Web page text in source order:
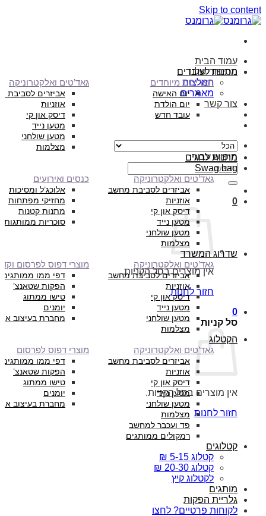
Skip to content
עמוד הבית
הסיפור שלנו
המלצות
מאמרים
צור קשר
חיפוש עבור:
0
אין מוצרים בסל הקניות.
חזור לחנות
0
סל קניות
אין מוצרים בסל הקניות.
חזור לחנות
מתנות לעובדים
תאריכים מיוחדים
יום האישה
יום הולדת
עובד חדש
גאד’טים ואלקטרוניקה
אביזרים לסביבת
אוזניות
דיסק און קי
מטען נייד
מטען שולחני
מצלמות
מתנות לחגים
Swag bag
גאד’טים ואלקטרוניקה
אביזרים לסביבת מחשב
אוזניות
דיסק און קי
מטען נייד
מטען שולחני
מצלמות
כנסים ואירועים
אלוכג’ל ומסיכות
מחזיקי מפתחות
מתנות קטנות
סוכריות ממותגות
שדרוג המשרד
גאד’טים ואלקטרוניקה
אביזרים לסביבת מחשב
אוזניות
דיסק און קי
מטען נייד
מטען שולחני
מצלמות
מוצרי דפוס לפרסום
דפי ממו ממותגים
הפקות שטאנצ’
טישו ממתוג
יומנים
מחברת בעיצוב
הקטלוג
גאד’טים ואלקטרוניקה
אביזרים לסביבת מחשב
אוזניות
דיסק און קי
מטען נייד
מטען שולחני
מצלמות
פד ועכבר למחשב
רמקולים ממותגים
מוצרי דפוס לפרסום
דפי ממו ממותגים
הפקות שטאנצ’
טישו ממתוג
יומנים
מחברת בעיצוב
קטלוגים
קטלוג 5-15 ₪
קטלוג 20-30 ₪
לקטלוג קיץ
מותגים
גלריית הפקות
לקוחות פרטיים? לחצו